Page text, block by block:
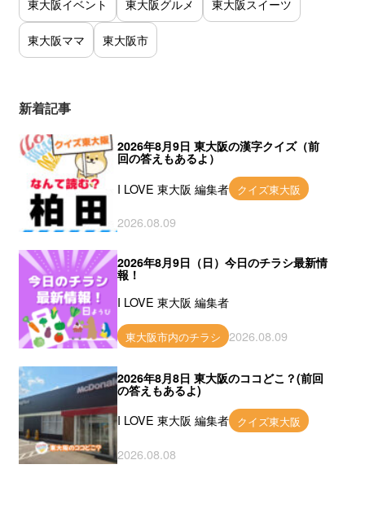
東大阪イベント 東大阪グルメ 東大阪スイーツ
東大阪ママ 東大阪市
新着記事
2026年8月9日 東大阪の漢字クイズ（前
回の答えもあるよ）
I LOVE 東大阪 編集者 クイズ東大阪
2026.08.09
2026年8月9日（日）今日のチラシ最新情
報！
I LOVE 東大阪 編集者
東大阪市内のチラシ 2026.08.09
2026年8月8日 東大阪のココどこ？(前回
の答えもあるよ)
I LOVE 東大阪 編集者 クイズ東大阪
2026.08.08